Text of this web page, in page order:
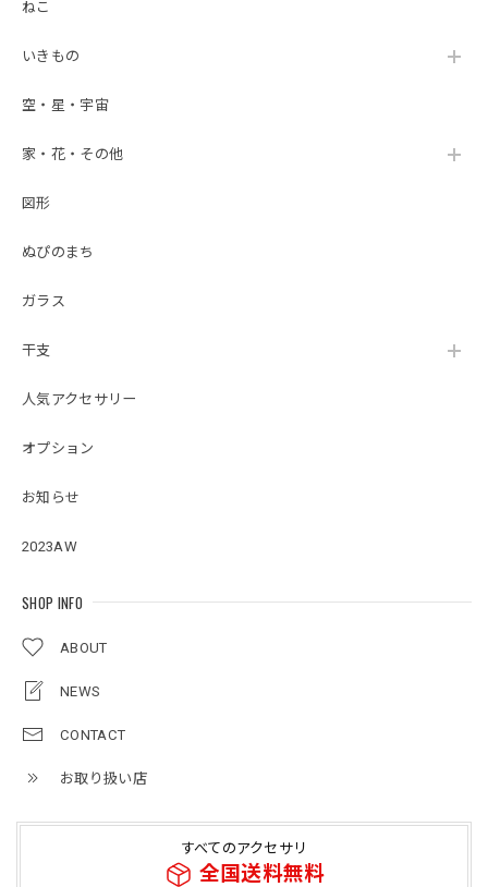
ねこ
いきもの
空・星・宇宙
家・花・その他
図形
ぬぴのまち
ガラス
干支
人気アクセサリー
オプション
お知らせ
2023AW
SHOP INFO
ABOUT
NEWS
CONTACT
お取り扱い店
すべてのアクセサリ
全国送料無料